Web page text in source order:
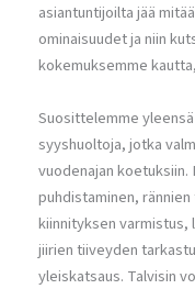
asiantuntijoilta jää
ominaisuudet ja niin
kokemuksemme
Suosittelemme
syyshuoltoja, jotka
vuodenajan koetuksiin.
puhdistaminen,
kiinnityksen varmistus,
jiirien tiiveyden
yleiskatsaus. Talvisin